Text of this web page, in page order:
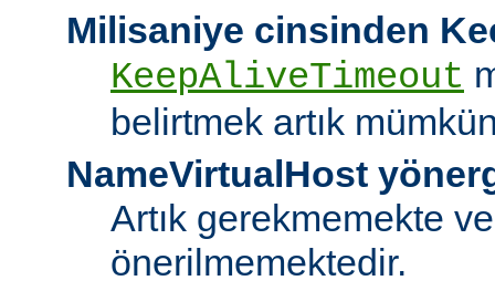
Milisaniye cinsinden
KeepAliveTimeout
belirtmek artık
NameVirtualHost
Artık gerekmemekte ve
önerilmemektedir.